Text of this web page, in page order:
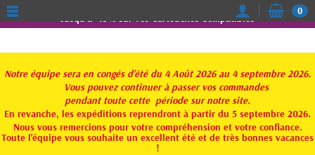
Jusqu'à -15% sur vos Cartouches Compatibles
Notre équipe sera en congés d'été du 4 Août 2026 au 4 septembre 2026.
Vous pouvez continuer à passer vos commandes
pendant toute cette période sur notre site.
En revanche, les expéditions reprendront à partir du 5 septembre 2026.
Nous vous remercions pour votre compréhension et votre confiance.
Toute l'équipe vous souhaite un excellent été et de très bonnes vacances
!
0